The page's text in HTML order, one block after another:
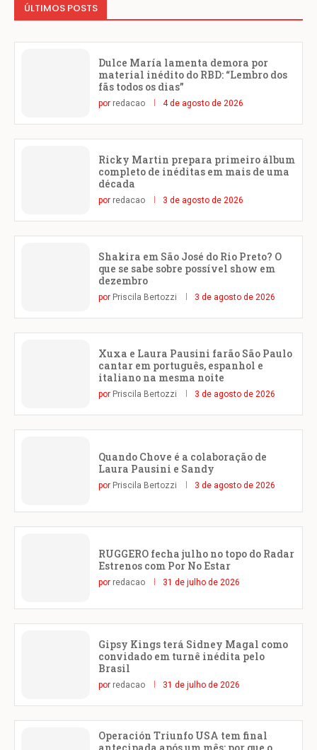
ÚLTIMOS POSTS
Dulce María lamenta demora por
material inédito do RBD: “Lembro dos
fãs todos os dias”
por redacao 4 de agosto de 2026
Ricky Martin prepara primeiro álbum
completo de inéditas em mais de uma
década
por redacao 3 de agosto de 2026
Shakira em São José do Rio Preto? O
que se sabe sobre possível show em
dezembro
por Priscila Bertozzi 3 de agosto de 2026
Xuxa e Laura Pausini farão São Paulo
cantar em português, espanhol e
italiano na mesma noite
por Priscila Bertozzi 3 de agosto de 2026
Quando Chove é a colaboração de
Laura Pausini e Sandy
por Priscila Bertozzi 3 de agosto de 2026
RUGGERO fecha julho no topo do Radar
Estrenos com Por No Estar
por redacao 31 de julho de 2026
Gipsy Kings terá Sidney Magal como
convidado em turnê inédita pelo
Brasil
por redacao 31 de julho de 2026
Operación Triunfo USA tem final